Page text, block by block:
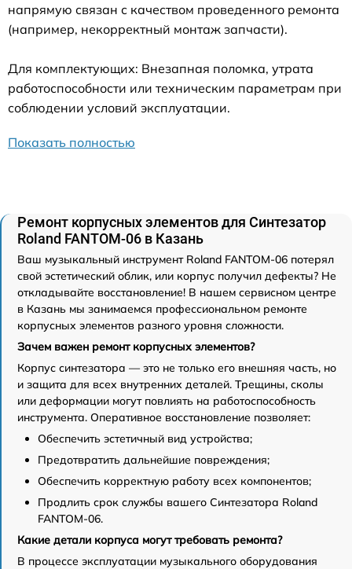
напрямую связан с качеством проведенного ремонта
(например, некорректный монтаж запчасти).
Для комплектующих: Внезапная поломка, утрата
работоспособности или техническим параметрам при
соблюдении условий эксплуатации.
Показать полностью
Ремонт корпусных элементов для Синтезатор
Roland FANTOM-06 в Казань
Ваш музыкальный инструмент Roland FANTOM-06 потерял
свой эстетический облик, или корпус получил дефекты? Не
откладывайте восстановление! В нашем сервисном центре
в Казань мы занимаемся профессиональном ремонте
корпусных элементов разного уровня сложности.
Зачем важен ремонт корпусных элементов?
Корпус синтезатора — это не только его внешняя часть, но
и защита для всех внутренних деталей. Трещины, сколы
или деформации могут повлиять на работоспособность
инструмента. Оперативное восстановление позволяет:
Обеспечить эстетичный вид устройства;
Предотвратить дальнейшие повреждения;
Обеспечить корректную работу всех компонентов;
Продлить срок службы вашего Синтезатора Roland
FANTOM-06.
Какие детали корпуса могут требовать ремонта?
В процессе эксплуатации музыкального оборудования